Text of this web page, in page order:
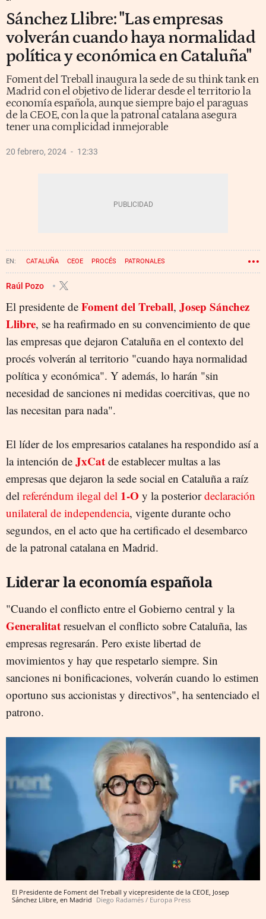
Sánchez Llibre: "Las empresas
volverán cuando haya normalidad
política y económica en Cataluña"
Foment del Treball inaugura la sede de su think tank en
Madrid con el objetivo de liderar desde el territorio la
economía española, aunque siempre bajo el paraguas
de la CEOE, con la que la patronal catalana asegura
tener una complicidad inmejorable
20 febrero, 2024 12:33
CATALUÑA CEOE PROCÉS PATRONALES
FOMENT DEL TREBALL
Raúl Pozo
El presidente de Foment del Treball, Josep Sánchez
Llibre, se ha reafirmado en su convencimiento de que
las empresas que dejaron Cataluña en el contexto del
procés volverán al territorio "cuando haya normalidad
política y económica". Y además, lo harán "sin
necesidad de sanciones ni medidas coercitivas, que no
las necesitan para nada".
El líder de los empresarios catalanes ha respondido así a
la intención de JxCat de establecer multas a las
empresas que dejaron la sede social en Cataluña a raíz
del referéndum ilegal del 1-O y la posteriordeclaración
unilateral de independencia, vigente durante ocho
segundos, en el acto que ha certificado el desembarco
de la patronal catalana en Madrid.
Liderar la economía española
"Cuando el conflicto entre el Gobierno central y la
Generalitat resuelvan el conflicto sobre Cataluña, las
empresas regresarán. Pero existe libertad de
movimientos y hay que respetarlo siempre. Sin
sanciones ni bonificaciones, volverán cuando lo estimen
oportuno sus accionistas y directivos", ha sentenciado el
patrono.
El Presidente de Foment del Treball y vicepresidente de la CEOE, Josep
Sánchez Llibre, en Madrid Diego Radamés / Europa Press